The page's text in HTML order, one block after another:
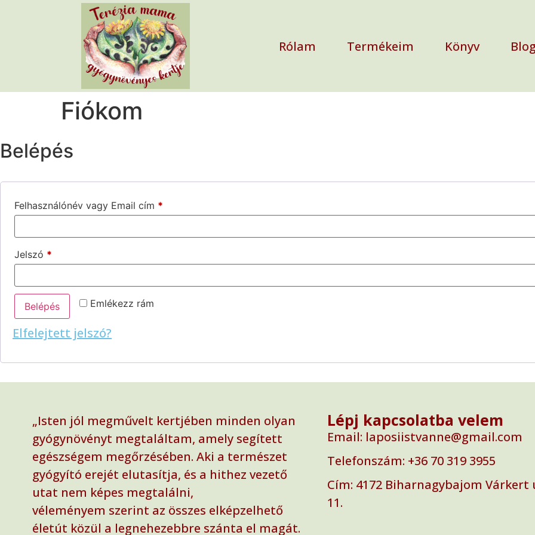
Rólam Termékeim Könyv
Fiókom
Belépés
Felhasználónév vagy Email cím *
Jelszó *
Emlékezz rám
Belépés
Elfelejtett jelszó?
„Isten jól megművelt kertjében minden olyan
gyógynövényt megtaláltam, amely segített
egészségem megőrzésében. Aki a természet
gyógyító erejét elutasítja, és a hithez vezető
utat nem képes megtalálni,
véleményem szerint az összes elképzelhető
életút közül a legnehezebbre szánta el magát.
Lépj kapcsolatba velem
Email: laposiistvanne@gmail.com
Telefonszám: ‭+36 70 319 3955‬
Cím: ‭4172 Biharnagybajom Várkert
11.